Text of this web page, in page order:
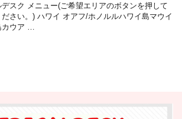
デスク メニュー(ご希望エリアのボタンを押して
ださい。) ハワイ オアフ/ホノルルハワイ島マウイ
カウア …